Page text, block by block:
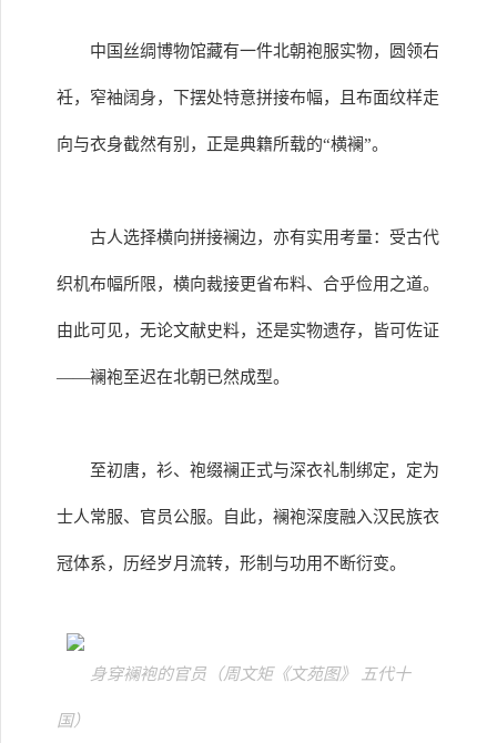
中国丝绸博物馆藏有一件北朝袍服实物，圆领右
衽，窄袖阔身，下摆处特意拼接布幅，且布面纹样走
向与衣身截然有别，正是典籍所载的“横襕”。
古人选择横向拼接襕边，亦有实用考量：受古代
织机布幅所限，横向裁接更省布料、合乎俭用之道。
由此可见，无论文献史料，还是实物遗存，皆可佐证
——襕袍至迟在北朝已然成型。
至初唐，衫、袍缀襕正式与深衣礼制绑定，定为
士人常服、官员公服。自此，襕袍深度融入汉民族衣
冠体系，历经岁月流转，形制与功用不断衍变。
身穿襕袍的官员（周文矩《文苑图》 五代十
国）